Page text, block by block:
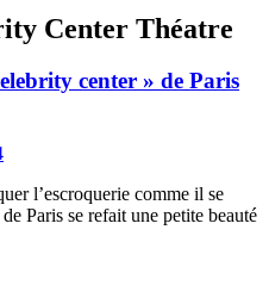
Center Théatre
center » de Paris
l’escroquerie comme il se
Paris se refait une petite beauté